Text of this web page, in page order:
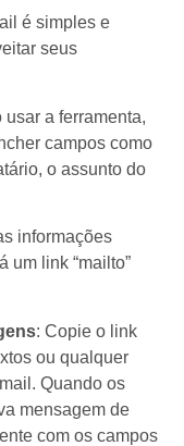
é simples e
seus
usar a ferramenta,
campos como
o assunto do
informações
um link “mailto”
: Copie o link
ou qualquer
Quando os
mensagem de
com os campos